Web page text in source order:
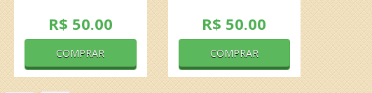
R$ 50.00
COMPRAR
R$ 50.00
COMPRAR